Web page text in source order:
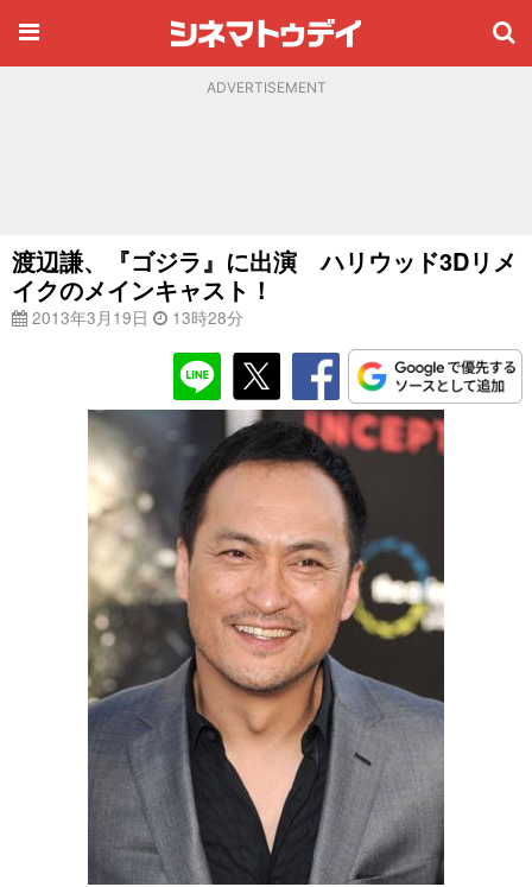
ADVERTISEMENT
渡辺謙、『ゴジラ』に出演 ハリウッド3Dリメ
イクのメインキャスト！
2013年3月19日 13時28分